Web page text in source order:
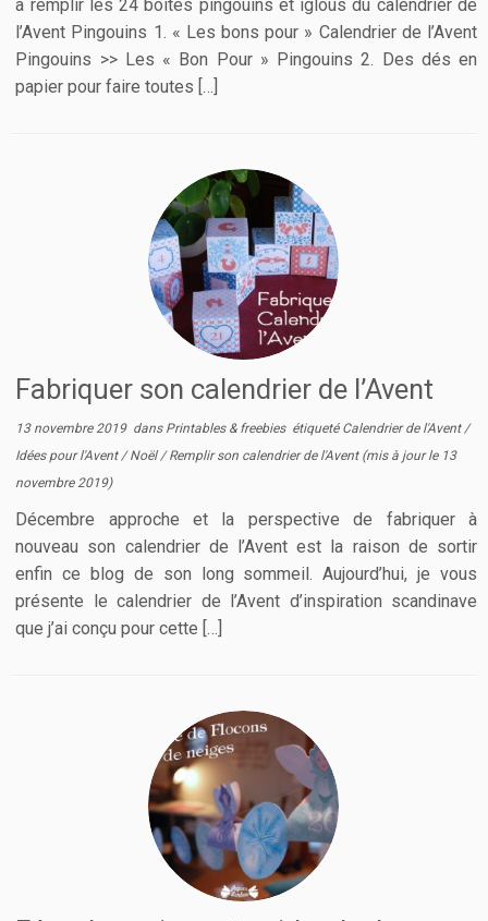
à remplir les 24 boîtes pingouins et iglous du calendrier de
l’Avent Pingouins 1. « Les bons pour » Calendrier de l’Avent
Pingouins >> Les « Bon Pour » Pingouins 2. Des dés en
papier pour faire toutes […]
Fabriquer son calendrier de l’Avent
13 novembre 2019dans Printables & freebies étiqueté Calendrier de l'Avent /
Idées pour l'Avent /Noël /Remplir son calendrier de l'Avent (mis à jour le 13
novembre 2019)
Décembre approche et la perspective de fabriquer à
nouveau son calendrier de l’Avent est la raison de sortir
enfin ce blog de son long sommeil. Aujourd’hui, je vous
présente le calendrier de l’Avent d’inspiration scandinave
que j’ai conçu pour cette […]